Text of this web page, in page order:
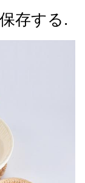
存する.